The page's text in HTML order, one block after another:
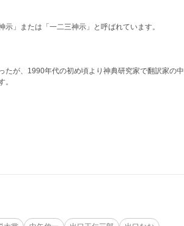
」または「一二三神示」と呼ばれています。
が、1990年代の初め頃より神典研究家で翻訳家の中
。